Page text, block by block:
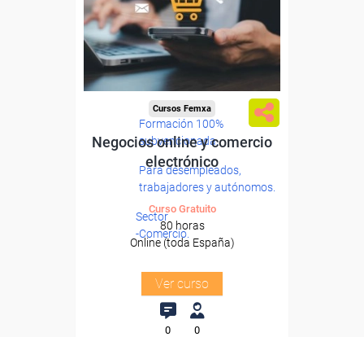
Formación 100%
subvencionada.
Para desempleados,
trabajadores y autónomos.
Sector
-Comercio.
Cursos Femxa
Negocios online y comercio
electrónico
Curso Gratuito
80 horas
Online (toda España)
Ver curso
0 0